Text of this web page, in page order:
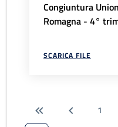
Congiuntura
Romagna - 4°
SCARICA FILE
1